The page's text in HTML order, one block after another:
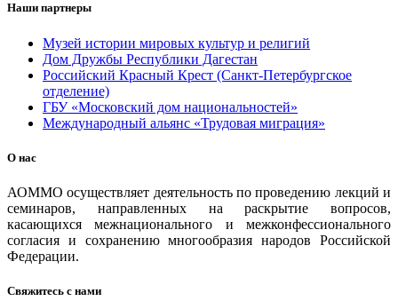
Наши партнеры
Музей истории мировых культур и религий
Дом Дружбы Республики Дагестан
Российский Красный Крест (Санкт-Петербургское
отделение)
ГБУ «Московский дом национальностей»
Международный альянс «Трудовая миграция»
О нас
АОММО осуществляет деятельность по проведению лекций и
семинаров, направленных на раскрытие вопросов,
касающихся межнационального и межконфессионального
согласия и сохранению многообразия народов Российской
Федерации.
Свяжитесь с нами